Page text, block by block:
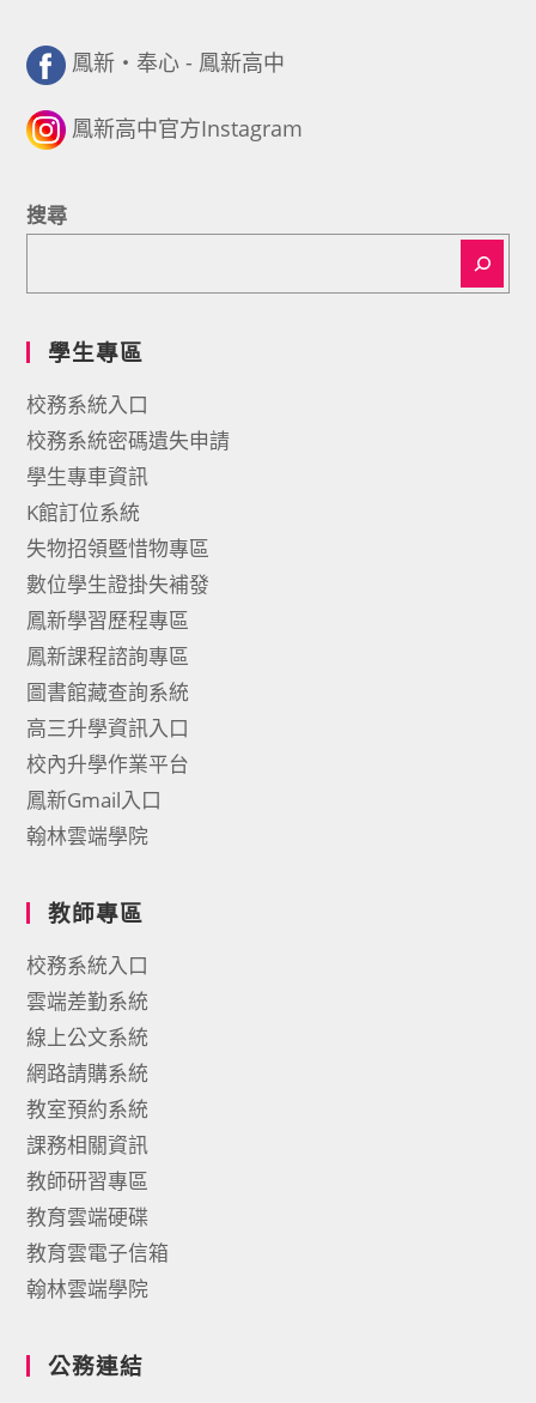
鳳新・奉心 - 鳳新高中
鳳新高中官方Instagram
搜尋
學生專區
校務系統入口
校務系統密碼遺失申請
學生專車資訊
K館訂位系統
失物招領暨惜物專區
數位學生證掛失補發
鳳新學習歷程專區
鳳新課程諮詢專區
圖書館藏查詢系統
高三升學資訊入口
校內升學作業平台
鳳新Gmail入口
翰林雲端學院
教師專區
校務系統入口
雲端差勤系統
線上公文系統
網路請購系統
教室預約系統
課務相關資訊
教師研習專區
教育雲端硬碟
教育雲電子信箱
翰林雲端學院
公務連結